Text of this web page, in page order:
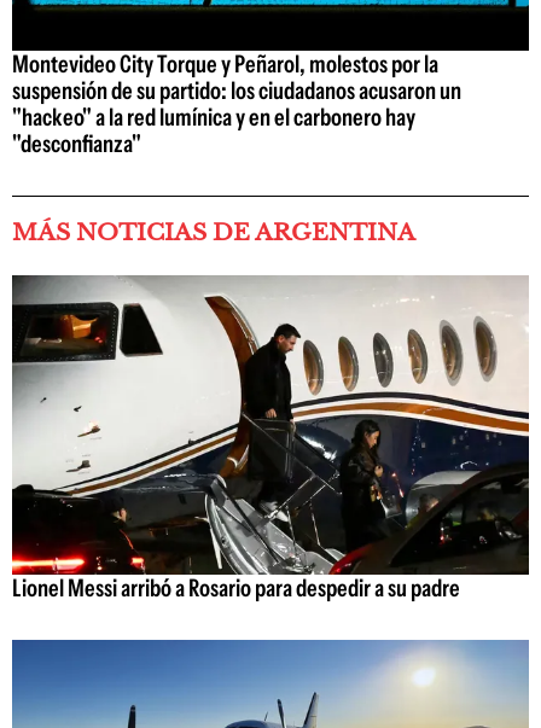
Montevideo City Torque y Peñarol, molestos por la
suspensión de su partido: los ciudadanos acusaron un
"hackeo" a la red lumínica y en el carbonero hay
"desconfianza"
MÁS NOTICIAS DE ARGENTINA
Lionel Messi arribó a Rosario para despedir a su padre